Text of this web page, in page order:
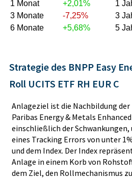
1 Monat
+2,01% 1
3 Monate
-7,25% 3
6 Monate
+5,68% 5
Strategie des BNPP Easy
Roll UCITS ETF RH EUR C
Anlageziel ist die Nachbildung
Paribas Energy & Metals
einschließlich der
eines Tracking Errors von unter
und dem Index. Der Index
Anlage in einem Korb von
dem Ziel, den Rollmechanismus